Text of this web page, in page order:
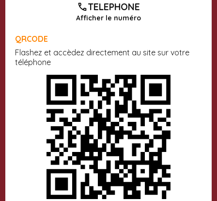
TELEPHONE
Afficher le numéro
QRCODE
Flashez et accèdez directement au site sur votre
téléphone